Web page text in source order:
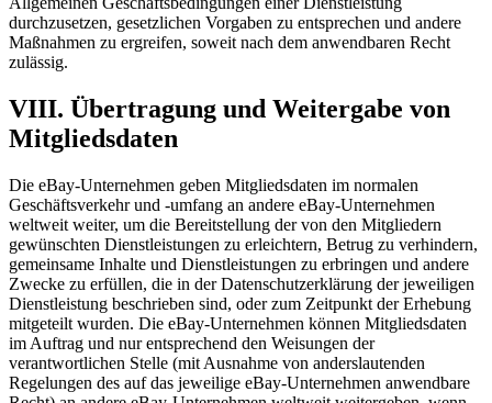
durchzusetzen, gesetzlichen Vorgaben zu entsprechen und andere
Maßnahmen zu ergreifen, soweit nach dem anwendbaren Recht
zulässig.
VIII. Übertragung und Weitergabe von
Mitgliedsdaten
Die eBay-Unternehmen geben Mitgliedsdaten im normalen
Geschäftsverkehr und -umfang an andere eBay-Unternehmen
weltweit weiter, um die Bereitstellung der von den Mitgliedern
gewünschten Dienstleistungen zu erleichtern, Betrug zu verhindern,
gemeinsame Inhalte und Dienstleistungen zu erbringen und andere
Zwecke zu erfüllen, die in der Datenschutzerklärung der jeweiligen
Dienstleistung beschrieben sind, oder zum Zeitpunkt der Erhebung
mitgeteilt wurden. Die eBay-Unternehmen können Mitgliedsdaten
im Auftrag und nur entsprechend den Weisungen der
verantwortlichen Stelle (mit Ausnahme von anderslautenden
Regelungen des auf das jeweilige eBay-Unternehmen anwendbare